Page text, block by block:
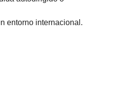
entorno internacional.